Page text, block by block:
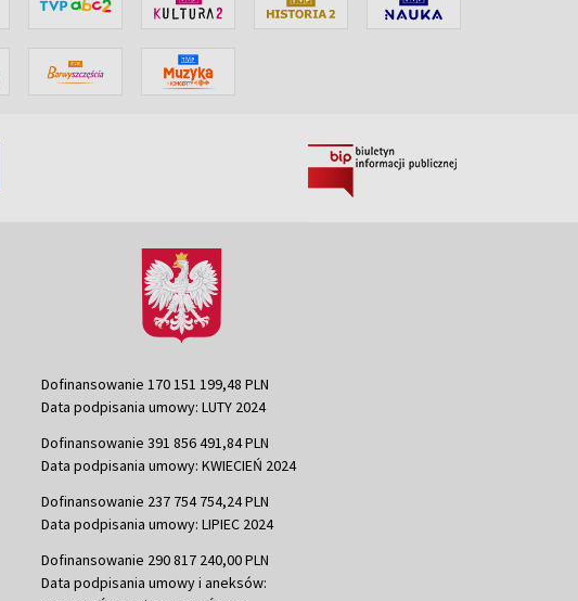
Dofinansowanie 170 151 199,48 PLN
Data podpisania umowy: LUTY 2024
Dofinansowanie 391 856 491,84 PLN
Data podpisania umowy: KWIECIEŃ 2024
Dofinansowanie 237 754 754,24 PLN
Data podpisania umowy: LIPIEC 2024
Dofinansowanie 290 817 240,00 PLN
Data podpisania umowy i aneksów: